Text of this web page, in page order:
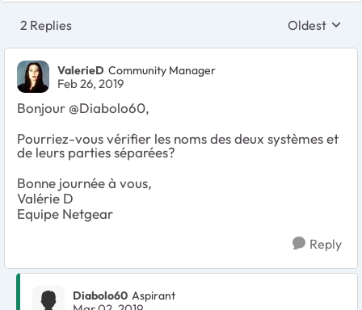
2 Replies Replies
Oldest
ValerieD Community Manager
Feb 26, 2019
Bonjour @Diabolo60,
Pourriez-vous vérifier les noms des deux systèmes et
de leurs parties séparées?
Bonne journée à vous,
Valérie D
Equipe Netgear
Reply
Diabolo60 Aspirant